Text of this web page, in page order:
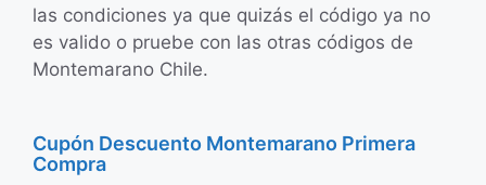
las condiciones ya que quizás el código ya no
es valido o pruebe con las otras códigos de
Montemarano Chile.
Cupón Descuento Montemarano Primera
Compra